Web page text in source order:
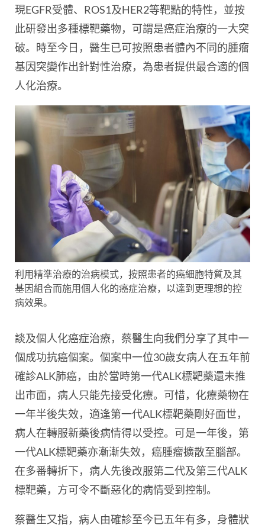
現EGFR受體、ROS1及HER2等靶點的特性，並按
此研發出多種標靶藥物，可謂是癌症治療的一大突
破。時至今日，醫生已可按照患者體內不同的腫瘤
基因突變作出針對性治療，為患者提供最合適的個
人化治療。
利用精準治療的治病模式，按照患者的癌細胞特質及其
基因組合而施用個人化的癌症治療，以達到更理想的控
病效果。
談及個人化癌症治療，蔡醫生向我們分享了其中一
個成功抗癌個案。個案中一位30歲女病人在五年前
確診ALK肺癌，由於當時第一代ALK標靶藥還未推
出市面，病人只能先接受化療。可惜，化療藥物在
一年半後失效，適逢第一代ALK標靶藥剛好面世，
病人在轉服新藥後病情得以受控。可是一年後，第
一代ALK標靶藥亦漸漸失效，癌腫瘤擴散至腦部。
在多番轉折下，病人先後改服第二代及第三代ALK
標靶藥，方可令不斷惡化的病情受到控制。
蔡醫生又指，病人由確診至今已五年有多，身體狀